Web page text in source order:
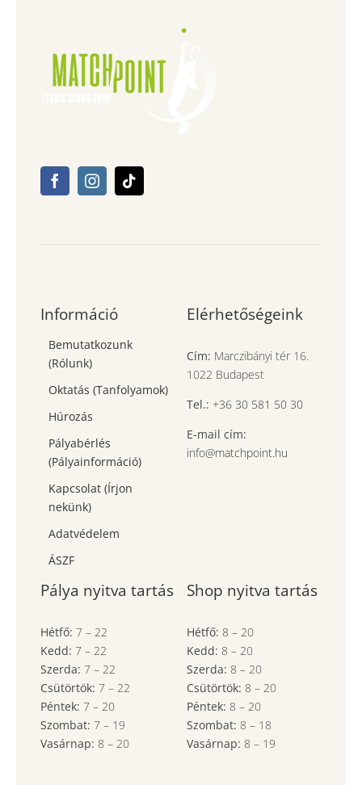
Információ
Bemutatkozunk
(Rólunk)
Oktatás (Tanfolyamok)
Húrozás
Pályabérlés
(Pályainformáció)
Kapcsolat (Írjon
nekünk)
Adatvédelem
ÁSZF
Elérhetőségeink
Cím: Marczibányi tér 16.
1022 Budapest
Tel.: +36 30 581 50 30
E-mail cím:
info@matchpoint.hu
Pálya nyitva tartás
Hétfő: 7 – 22
Kedd: 7 – 22
Szerda: 7 – 22
Csütörtök: 7 – 22
Péntek: 7 – 20
Szombat: 7 – 19
Vasárnap: 8 – 20
Shop nyitva tartás
Hétfő: 8 – 20
Kedd: 8 – 20
Szerda: 8 – 20
Csütörtök: 8 – 20
Péntek: 8 – 20
Szombat: 8 – 18
Vasárnap: 8 – 19